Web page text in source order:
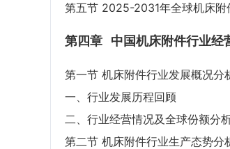
第五节 2025-2031年全球机床附
第四章 中国机床附件行业经
第一节 机床附件行业发展概况分
一、行业发展历程回顾
二、行业经营情况及全球份额分
第二节 机床附件行业生产态势分